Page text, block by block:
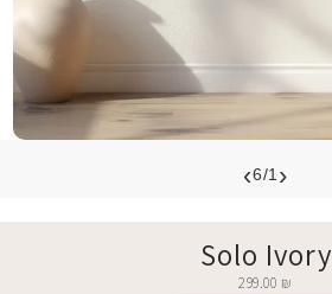
‹
6/1
›
Solo Ivory
299.00 ₪